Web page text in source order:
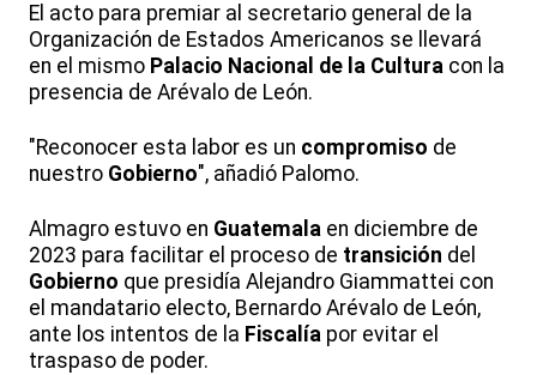
El acto para premiar al secretario general de la
Organización de Estados Americanos se llevará
en el mismo Palacio Nacional de la Cultura con la
presencia de Arévalo de León.
"Reconocer esta labor es un compromiso de
nuestro Gobierno", añadió Palomo.
Almagro estuvo en Guatemala en diciembre de
2023 para facilitar el proceso de transición del
Gobierno que presidía Alejandro Giammattei con
el mandatario electo, Bernardo Arévalo de León,
ante los intentos de la Fiscalía por evitar el
traspaso de poder.